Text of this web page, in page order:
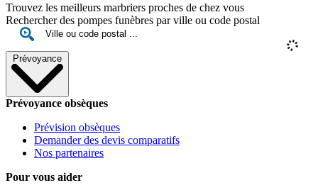
Trouvez les meilleurs marbriers proches de chez vous
Rechercher des pompes funèbres par ville ou code postal
Prévoyance
Prévoyance obsèques
Prévision obsèques
Demander des devis comparatifs
Nos partenaires
Pour vous aider